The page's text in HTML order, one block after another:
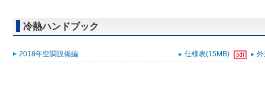
冷熱ハンドブック
2018年空調設備編 仕様表(15MB)